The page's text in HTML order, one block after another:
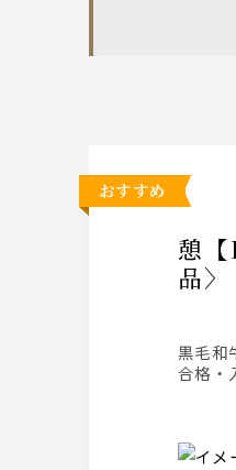
おすすめ
憩【IKOI】黒毛和牛と伊勢海老を愉しむディナーコース◆松坂牛ロースを鉄板焼きで〈全8
品〉
黒毛
合格・